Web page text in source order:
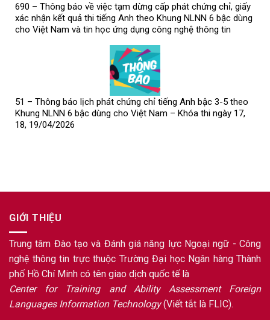
690 – Thông báo về việc tạm dừng cấp phát chứng chỉ, giấy
xác nhận kết quả thi tiếng Anh theo Khung NLNN 6 bậc dùng
cho Việt Nam và tin học ứng dụng công nghệ thông tin
51 – Thông báo lịch phát chứng chỉ tiếng Anh bậc 3-5 theo
Khung NLNN 6 bậc dùng cho Việt Nam – Khóa thi ngày 17,
18, 19/04/2026
GIỚI THIỆU
Trung tâm Đào tạo và Đánh giá năng lực Ngoại ngữ - Công
nghệ thông tin trực thuộc Trường Đại học Ngân hàng Thành
phố Hồ Chí Minh có tên giao dịch quốc tế là
Center for Training and Ability Assessment Foreign
Languages Information Technology(Viết tắt là FLIC).